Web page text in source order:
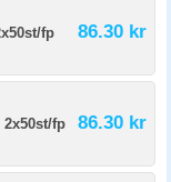
fp 86.30 kr
fp 86.30 kr